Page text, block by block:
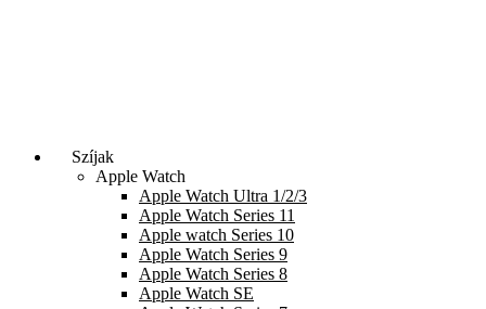
Szíjak
Apple Watch
Apple Watch Ultra 1/2/3
Apple Watch Series 11
Apple watch Series 10
Apple Watch Series 9
Apple Watch Series 8
Apple Watch SE